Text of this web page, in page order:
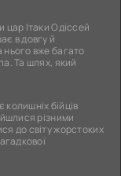
цар Ітаки Одіссей
в довгу й
вже багато
Та шлях, який
колишніх бійців
різними
до світу жорстоких